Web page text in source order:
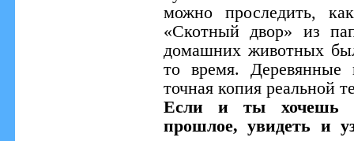
можно проследить,
«Скотный двор» из
домашних животных
то время.
точная копия реальной
Если и ты хочешь
прошлое, увидеть и